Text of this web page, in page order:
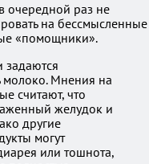
очередной раз не
на бессмысленные
«помощники».
задаются
Мнения на
считают, что
желудок и
другие
могут
или тошнота,